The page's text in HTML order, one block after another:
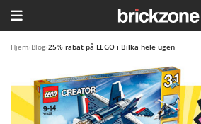
HJEM
TEMAER
BLOG
Hjem Blog 25% rabat på LEGO i Bilka hele ugen